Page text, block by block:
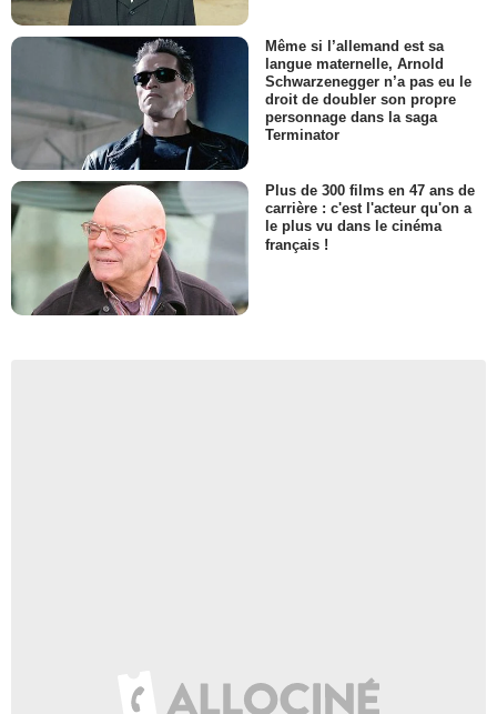
Même si l’allemand est sa
langue maternelle, Arnold
Schwarzenegger n’a pas eu le
droit de doubler son propre
personnage dans la saga
Terminator
Plus de 300 films en 47 ans de
carrière : c'est l'acteur qu'on a
le plus vu dans le cinéma
français !